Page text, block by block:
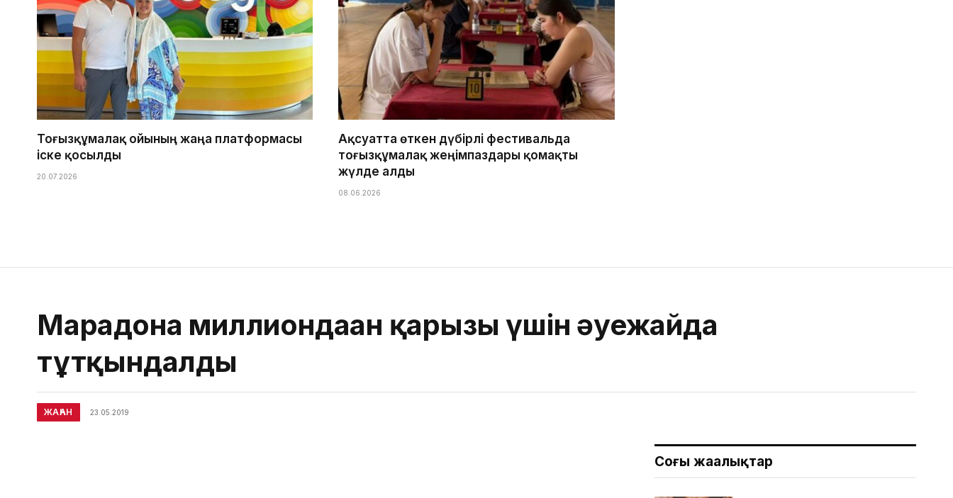
Тоғызқұмалақ ойының жаңа платформасы
іске қосылды
20.07.2026
Ақсуатта өткен дүбірлі фестивальда
тоғызқұмалақ жеңімпаздары қомақты
жүлде алды
08.06.2026
Марадона миллиондаған қарызы үшін әуежайда
тұтқындалды
ЖАҺАН 23.05.2019
Соңғы жаңалықтар